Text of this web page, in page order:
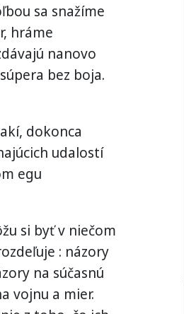
sa snažíme
hráme
nanovo
bez boja.
dokonca
udalostí
egu
si byť v niečom
: názory
na súčasnú
vojnu a mier.